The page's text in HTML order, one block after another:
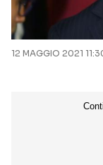
12 MAGGIO 2021